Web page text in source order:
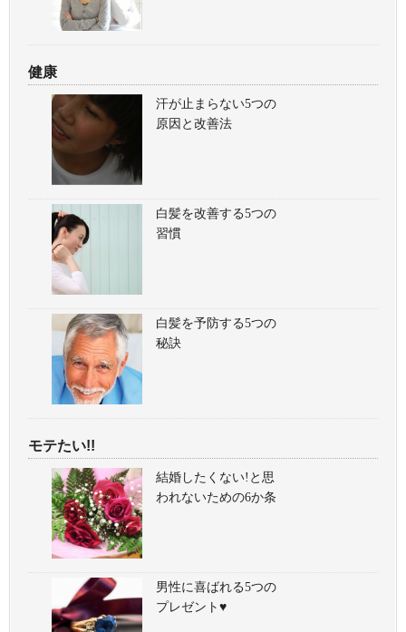
健康
汗が止まらない5つの
原因と改善法
白髪を改善する5つの
習慣
白髪を予防する5つの
秘訣
モテたい!!
結婚したくない!と思
われないための6か条
男性に喜ばれる5つの
プレゼント♥